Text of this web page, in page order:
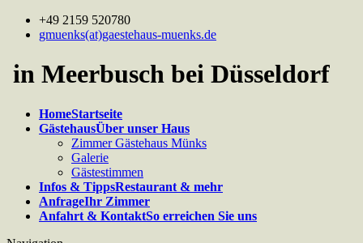
+49 2159 520780
gmuenks(at)gaestehaus-muenks.de
in Meerbusch bei Düsseldorf
HomeStartseite
GästehausÜber unser Haus
Zimmer Gästehaus Münks
Galerie
Gästestimmen
Infos & TippsRestaurant & mehr
AnfrageIhr Zimmer
Anfahrt & KontaktSo erreichen Sie uns